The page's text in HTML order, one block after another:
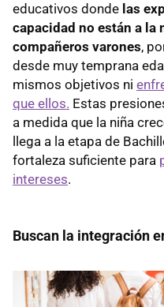
educativos donde las
capacidad no están a la
compañeros varones,
desde muy temprana
mismos objetivos ni
que ellos. Estas
a medida que la niña
llega a la etapa de
fortaleza suficiente para
intereses.
Buscan la integración